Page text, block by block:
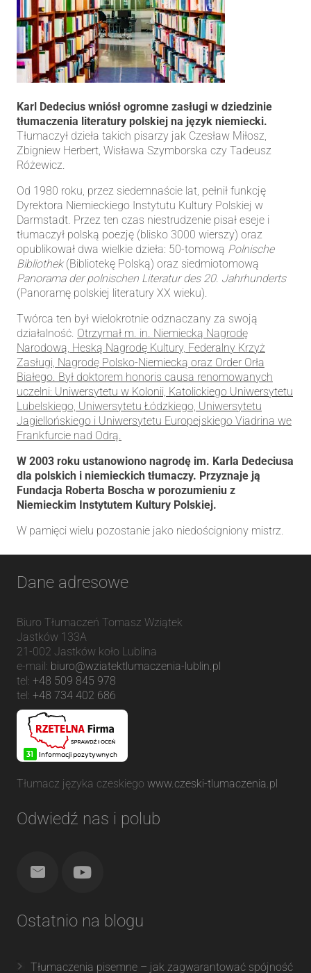
Karl Dedecius wniósł ogromne zasługi w dziedzinie
tłumaczenia literatury polskiej na język niemiecki.
Tłumaczył dzieła takich pisarzy jak Czesław Miłosz,
Zbigniew Herbert, Wisława Szymborska czy Tadeusz
Różewicz.
Od 1980 roku, przez siedemnaście lat, pełnił funkcję
Dyrektora Niemieckiego Instytutu Kultury Polskiej w
Darmstadt. Przez ten czas niestrudzenie pisał eseje i
tłumaczył polską poezję (blisko 3000 wierszy) oraz
opublikował dwa wielkie dzieła: 50-tomową Polnische
Bibliothek(Bibliotekę Polską) oraz siedmiotomową
Panorama der polnischen Literatur des 20. Jahrhunderts
(Panoramę polskiej literatury XX wieku).
Twórca ten był wielokrotnie odznaczany za swoją
działalność. Otrzymał m. in. Niemiecką Nagrodę
Narodową, Heską Nagrodę Kultury, Federalny Krzyż
Zasługi, Nagrodę Polsko-Niemiecką oraz Order Orła
Białego. Był doktorem honoris causa renomowanych
uczelni: Uniwersytetu w Kolonii, Katolickiego Uniwersytetu
Lubelskiego, Uniwersytetu Łódzkiego, Uniwersytetu
Jagiellońskiego i Uniwersytetu Europejskiego Viadrina we
Frankfurcie nad Odrą.
W 2003 roku ustanowiono nagrodę im. Karla Dedeciusa
dla polskich i niemieckich tłumaczy. Przyznaje ją
Fundacja Roberta Boscha w porozumieniu z
Niemieckim Instytutem Kultury Polskiej.
W pamięci wielu pozostanie jako niedościgniony mistrz.
Dane adresowe
Biuro Tłumaczeń Tomasz Wziątek
Jastków 133A
21-002 Jastków koło Lublina
e-mail: biuro@wziatektlumaczenia-lublin.pl
tel: +48 509 845 978
tel: +48 734 402 686
Tłumacz języka czeskiego www.czeski-tlumaczenia.pl
Odwiedź nas i polub
Ostatnio na blogu
Tłumaczenia pisemne – jak zagwarantować spójność